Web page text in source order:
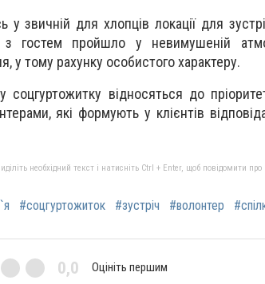
у звичній для хлопців локації для
з гостем пройшло у невимушеній
у тому рахунку особистого характеру.
соцгуртожитку відносяться до
які формують у клієнтів
необхідний текст і натисніть Ctrl + Enter, щоб повідомити про
#соцгуртожиток #зустріч #волонтер
0,0 Оцініть першим